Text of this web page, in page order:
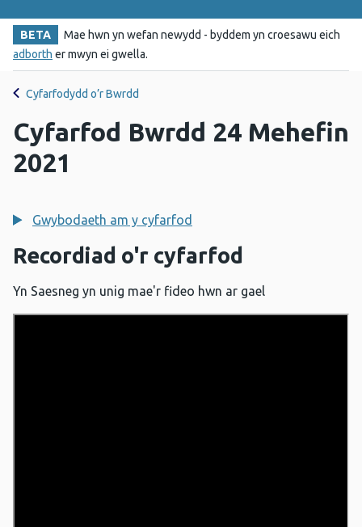
BETA
Mae hwn yn wefan newydd - byddem yn croesawu eich
adborth er mwyn ei gwella.
Cyfarfodydd o’r Bwrdd
Cyfarfod Bwrdd 24 Mehefin
2021
Gwybodaeth am y cyfarfod
Recordiad o'r cyfarfod
Yn Saesneg yn unig mae'r fideo hwn ar gael